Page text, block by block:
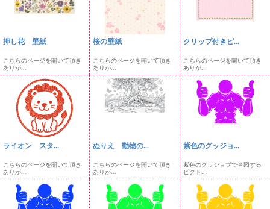
押し花 壁紙
こちらのページを開いて頂き
ありが...
桜の壁紙
こちらのページを開いて頂き
ありが...
クリップ付きピ...
こちらのページを開いて頂き
ありが...
ライオン スタ...
こちらのページを開いて頂き
ありが...
ぬりえ 動物の...
こちらのページを開いて頂き
ありが...
紫色のグッジョ...
紫色のグッジョブで合図する
ピクト...